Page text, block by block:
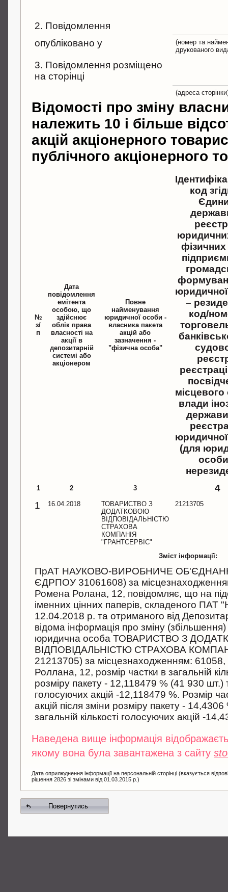
2. Повідомлення
опубліковано у
(номер та
друкованого
3. Повідомлення розміщено
на сторінці
(адреса
Відомості про зміну
належить 10 і більше
акцій акціонерного
публічного акціонерного
№
з/
п
Дата
повідомлення
емітента
особою, що
здійснює
облік права
власності на
акції в
депозитарній
системі або
акціонером
Повне
найменування
юридичної особи -
власника пакета
акцій або
зазначення -
"фізична особа"
код
фізичних
–
код/
місцевого
влади
(для
1 2 3
4
1
16.04.2018
ТОВАРИСТВО З
ДОДАТКОВОЮ
ВІДПОВІДАЛЬНІСТЮ
СТРАХОВА
КОМПАНІЯ
"ГРАНТСЕРВІС"
21213705
Зміст інформації:
ПрАТ НАУКОВО-ВИРОБНИЧЕ
ЄДРПОУ 31061608) за
Ромена Ролана, 12, повідомляє, що на
іменних цінних паперів, складеного ПАТ
12.04.2018 р. та отриманого від
відома інформація про зміну
юридична особа ТОВАРИСТВО З
ВІДПОВІДАЛЬНІСТЮ СТРАХОВА
21213705) за місцезнаходженням:
Роллана, 12, розмiр частки в загальнiй
розмiру пакету - 12,118479 % (41 930 шт.)
голосуючих акцій -12,118479 %. Розмiр
акцiй пiсля змiни розмiру пакету -
загальнiй кiлькостi голосуючих акцій -
Наведена вище інформація
якому вона була завантажена з сайту
Дата оприлюднення інформації на персональній сторінці (вказується
рішення 2826 зі змінами від 01.03.2015 р.)
Повернутись